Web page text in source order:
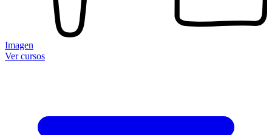
Imagen
Ver cursos